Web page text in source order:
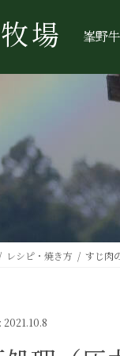
場 峯野
レシピ・焼き方 すじ肉
2021.10.8